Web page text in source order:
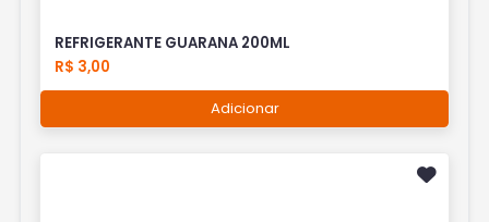
REFRIGERANTE GUARANA 200ML
R$ 3,00
Adicionar